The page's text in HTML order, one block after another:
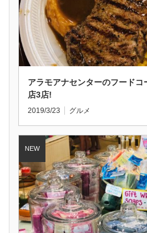
アラモアナセンターのフード
店3店!
2019/3/23 グルメ